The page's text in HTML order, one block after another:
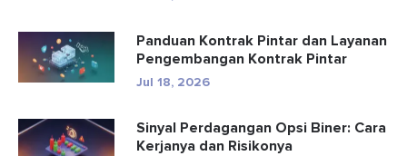
Panduan Kontrak Pintar dan Layanan
Pengembangan Kontrak Pintar
Jul 18, 2026
Sinyal Perdagangan Opsi Biner: Cara
Kerjanya dan Risikonya